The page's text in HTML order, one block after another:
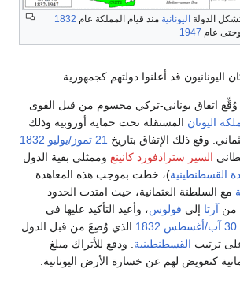
الدولة اليونانية منذ قيام المملكة عام 1832
وحتى عام 1947
اليونانيون قد أعلنوا دولتهم كجمهورية.
اتفاق يوناني-تركي محسوم من قبل القوى
اليونان المستقلة تحت حماية أوروبية وذلك
وقع ذلك الإتفاق بتاريخ 21 تموز/يوليو
1832
السير سترادفورد كانينغ وممثلي بقية الدول
القسطنطينية)، خطت بموجب هذه المعاهدة
مع السلطنة العثمانية، حيث امتدت الحدود
من آرتا إلى فولوس، وأعيد التأكيد عليها في
30 آب/أغسطس 1832 الذي وُضِعَ من قبل الدول
ترتيب القسطنطينية. ودفع للأتراك مبلغ